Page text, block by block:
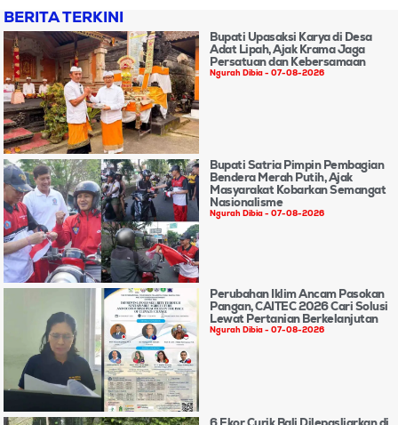
BERITA TERKINI
Bupati Upasaksi Karya di Desa
Adat Lipah, Ajak Krama Jaga
Persatuan dan Kebersamaan
Ngurah Dibia 07-08-2026
Bupati Satria Pimpin Pembagian
Bendera Merah Putih, Ajak
Masyarakat Kobarkan Semangat
Nasionalisme
Ngurah Dibia 07-08-2026
Perubahan Iklim Ancam Pasokan
Pangan, CAITEC 2026 Cari Solusi
Lewat Pertanian Berkelanjutan
Ngurah Dibia 07-08-2026